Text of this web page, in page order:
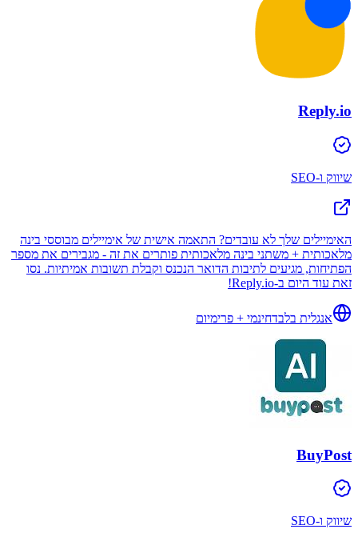
Reply.io
שיווק ו-SEO
האימיילים שלך לא עובדים? התאמה אישית של אימיילים מבוססי בינה
מלאכותית + משתני בינה מלאכותית פותרים את זה - מגבירים את מספר
הפתיחות, מגיעים לתיבות הדואר הנכנס וקבלת תשובות אמיתיות. נסו
זאת עוד היום ב-Reply.io!
אנגלית בלבדחינמי + פרימיום
BuyPost
שיווק ו-SEO